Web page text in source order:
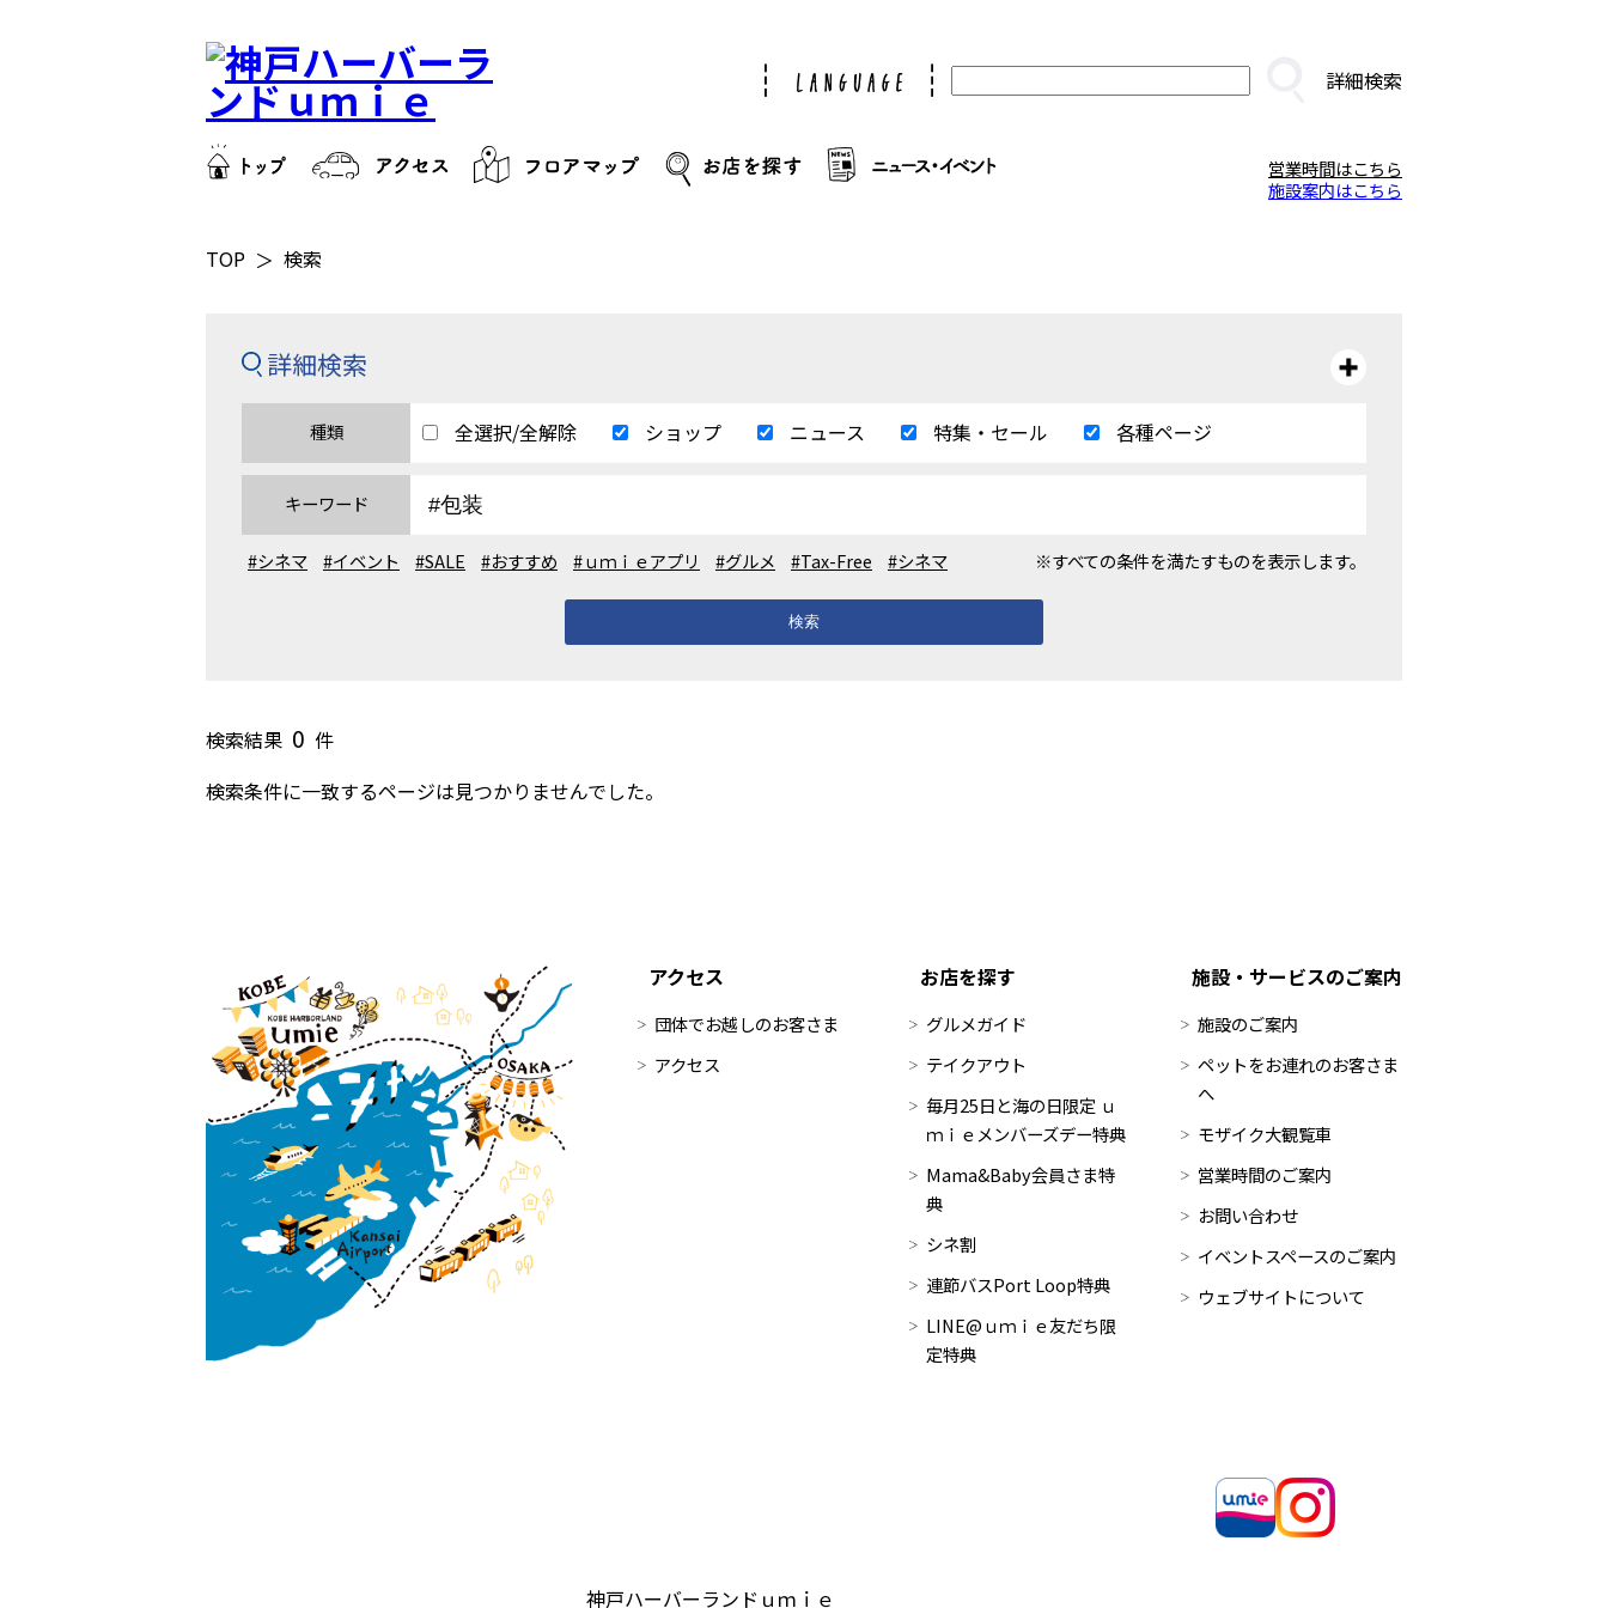
詳細検索
営業時間はこちら
施設案内はこちら
TOP 検索
詳細検索
種類 全選択/全解除 ショップ ニュース 特集・セール 各種ページ
キーワード
#シネマ #イベント #SALE #おすすめ #ｕｍｉｅアプリ #グルメ #Tax-Free #シネマ ※すべての条件を満たすものを表示します。
検索
検索結果 0 件
検索条件に一致するページは見つかりませんでした。
アクセス
団体でお越しのお客さま
アクセス
お店を探す
グルメガイド
テイクアウト
毎月25日と海の日限定 ｕ
ｍｉｅメンバーズデー特典
Mama&Baby会員さま特
典
シネ割
連節バスPort Loop特典
LINE@ｕｍｉｅ友だち限
定特典
施設・サービスのご案内
施設のご案内
ペットをお連れのお客さま
へ
モザイク大観覧車
営業時間のご案内
お問い合わせ
イベントスペースのご案内
ウェブサイトについて
神戸ハーバーランドｕｍｉｅ